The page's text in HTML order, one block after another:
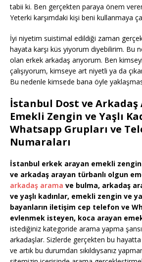
tabii ki. Ben gerçekten paraya önem
Yeterki karşımdaki kişi beni kullanmaya
İyi niyetim suistimal edildiği zaman
hayata karşı küs yiyorum diyebilirim. Bu
olan erkek arkadaş arıyorum. Ben
çalışıyorum, kimseye art niyetli ya da
Bu nedenle kimsede bana öyle
İstanbul Dost ve Arkadaş
Emekli Zengin ve Yaşlı
Whatsapp Grupları ve
Numaraları
İstanbul erkek arayan emekli
ve arkadaş arayan türbanlı olgun
arkadaş arama ve bulma, arkadaş
ve yaşlı kadınlar, emekli zengin ve
bayanların iletişim cep telefon ve
evlenmek isteyen, koca arayan
istediğiniz kategoride arama yapma
arkadaşlar. Sizlerde gerçekten bu hayatta
ve artık bu durumdan sıkıldıysanız